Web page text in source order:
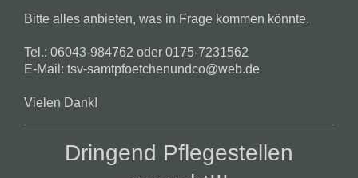
Bitte alles anbieten, was in Frage kommen könnte.
Tel.: 06043-984762 oder 0175-7231562
E-Mail: tsv-samtpfoetchenundco@web.de
Vielen Dank!
Dringend Pflegestellen